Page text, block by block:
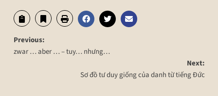
Previous:
zwar … aber … – tuy… nhưng…
Next:
Sơ đồ tư duy giống của danh từ tiếng Đức